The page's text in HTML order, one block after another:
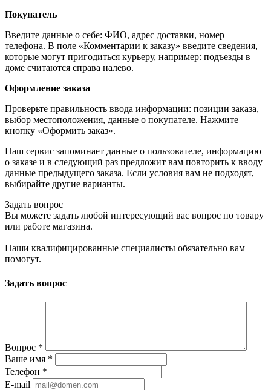
Покупатель
Введите данные о себе: ФИО, адрес доставки, номер
телефона. В поле «Комментарии к заказу» введите сведения,
которые могут пригодиться курьеру, например: подъезды в
доме считаются справа налево.
Оформление заказа
Проверьте правильность ввода информации: позиции заказа,
выбор местоположения, данные о покупателе. Нажмите
кнопку «Оформить заказ».
Наш сервис запоминает данные о пользователе, информацию
о заказе и в следующий раз предложит вам повторить к вводу
данные предыдущего заказа. Если условия вам не подходят,
выбирайте другие варианты.
Задать вопрос
Вы можете задать любой интересующий вас вопрос по товару
или работе магазина.
Наши квалифицированные специалисты обязательно вам
помогут.
Задать вопрос
Вопрос *
Ваше имя *
Телефон *
E-mail